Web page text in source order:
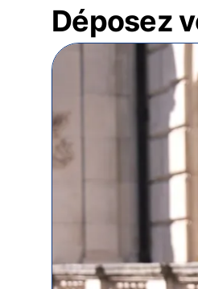
Déposez